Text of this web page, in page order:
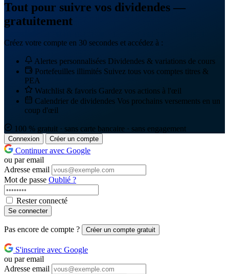
Tout pour suivre vos dividendes —
gratuitement
Créez votre compte en 30 secondes et accédez à :
Alertes personnalisées Dividendes & variations de cours
Portefeuilles illimités Suivez tous vos comptes titres &
PEA
Watchlist & favoris Gardez vos actions à l'œil
Calendrier de dividendes Vos prochains versements en un
coup d'œil
100 % gratuit · sans carte bancaire · sans engagement
Connexion Créer un compte
Continuer avec Google
ou par email
Adresse email
Mot de passe Oublié ?
Rester connecté
Se connecter
Pas encore de compte ? Créer un compte gratuit
S'inscrire avec Google
ou par email
Adresse email